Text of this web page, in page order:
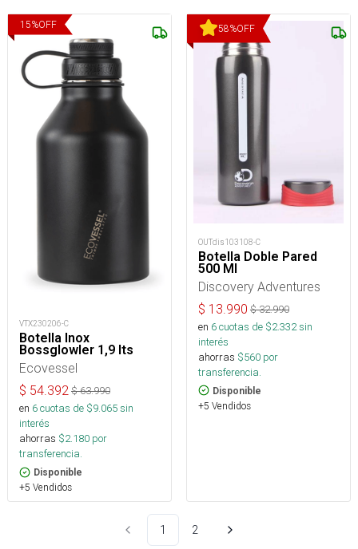
15%OFF
VTX230206-C
Botella Inox
Bossglowler 1,9 lts
Ecovessel
$ 54.392 $63.990
en 6cuotas de $9.065sin
interés
ahorras $2.180 por
transferencia.
Disponible
+5 Vendidos
58%OFF
OUTdis103108-C
Botella Doble Pared
500 Ml
Discovery Adventures
$ 13.990 $32.990
en 6cuotas de $2.332sin
interés
ahorras $560 por
transferencia.
Disponible
+5 Vendidos
1 2